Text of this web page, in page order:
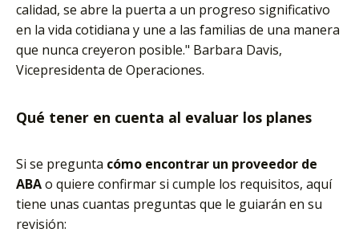
calidad, se abre la puerta a un progreso significativo
en la vida cotidiana y une a las familias de una manera
que nunca creyeron posible." Barbara Davis,
Vicepresidenta de Operaciones.
Qué tener en cuenta al evaluar los planes
Si se pregunta cómo encontrar un proveedor de
ABAo quiere confirmar si cumple los requisitos, aquí
tiene unas cuantas preguntas que le guiarán en su
revisión: